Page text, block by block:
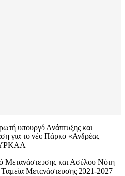
υπουργό Ανάπτυξης και
για το νέο Πάρκο «Ανδρέας
Μετανάστευσης και Ασύλου Νότη
Μετανάστευσης 2021-2027